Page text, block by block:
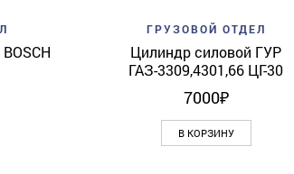
View Add to wishlist Quick View
ГРУЗОВОЙ ОТДЕЛ
Цилиндр силовой ГУР
ГАЗ-3309,4301,66 ЦГ-30
7000₽
В КОРЗИНУ